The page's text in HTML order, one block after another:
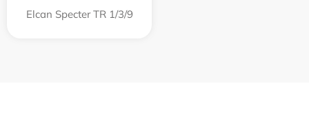
Elcan Specter TR 1/3/9